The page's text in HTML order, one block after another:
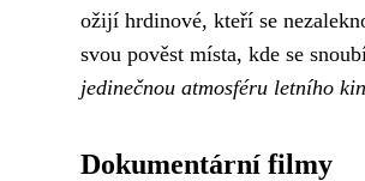
ožijí hrdinové, kteří se
svou pověst místa, kde se
jedinečnou atmosféru letního
Dokumentární filmy